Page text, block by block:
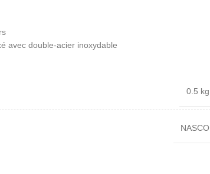
avec double-acier inoxydable
0.5 kg
NASCO